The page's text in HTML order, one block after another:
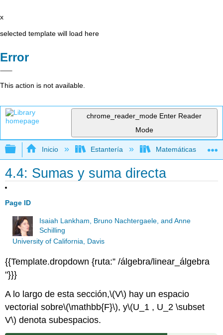
x
selected template will load here
Error
This action is not available.
chrome_reader_mode Enter Reader
Mode
Expandir/contraer jerarquía global
Inicio Estantería Matemáticas
4.4: Sumas y suma directa
Page ID
Isaiah Lankham, Bruno Nachtergaele, and Anne
Schilling
University of California, Davis
{{Template.dropdown {ruta:” /álgebra/linear_álgebra
"}}}
A lo largo de esta sección,\(V\) hay un espacio
vectorial sobre\(\mathbb{F}\), y\(U_1 , U_2 \subset
V\) denota subespacios.